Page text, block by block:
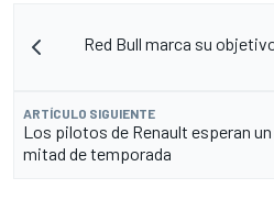
Red Bull marca su
ARTÍCULO SIGUIENTE
Los pilotos de Renault esperan
mitad de temporada